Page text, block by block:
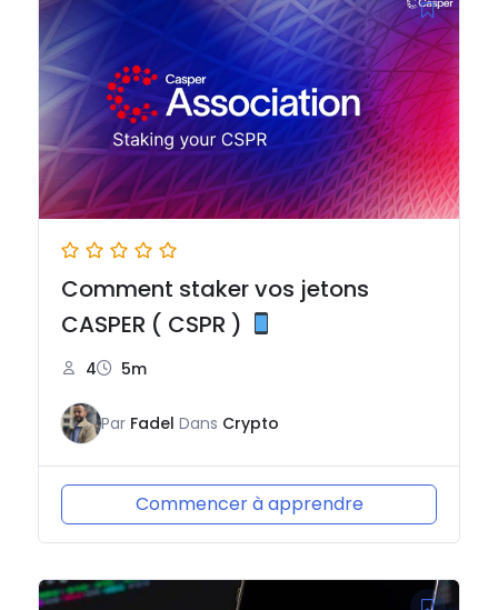
Comment staker vos jetons
CASPER ( CSPR )
4 5m
Par Fadel Dans Crypto
Commencer à apprendre